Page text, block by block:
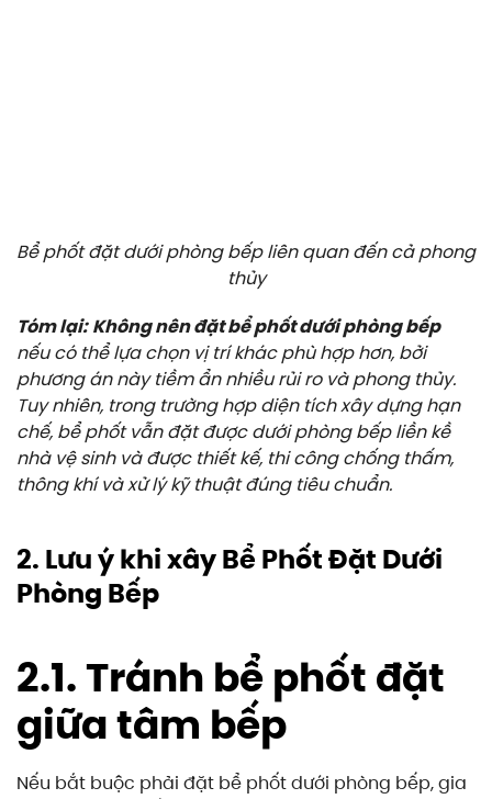
Bể phốt đặt dưới phòng bếp liên quan đến cả phong
thủy
Tóm lại: Không nên đặt bể phốt dưới phòng bếp
nếu có thể lựa chọn vị trí khác phù hợp hơn, bởi
phương án này tiềm ẩn nhiều rủi ro và phong thủy.
Tuy nhiên, trong trường hợp diện tích xây dựng hạn
chế, bể phốt vẫn đặt được dưới phòng bếp liền kề
nhà vệ sinh và được thiết kế, thi công chống thấm,
thông khí và xử lý kỹ thuật đúng tiêu chuẩn.
2. Lưu ý khi xây Bể Phốt Đặt Dưới
Phòng Bếp
2.1. Tránh bể phốt đặt
giữa tâm bếp
Nếu bắt buộc phải đặt bể phốt dưới phòng bếp, gia